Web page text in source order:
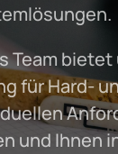
Team
für Hard-
und Ihnen